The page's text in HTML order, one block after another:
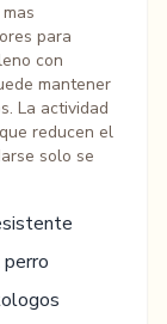
para
con
mantener
La actividad
reducen el
solo se